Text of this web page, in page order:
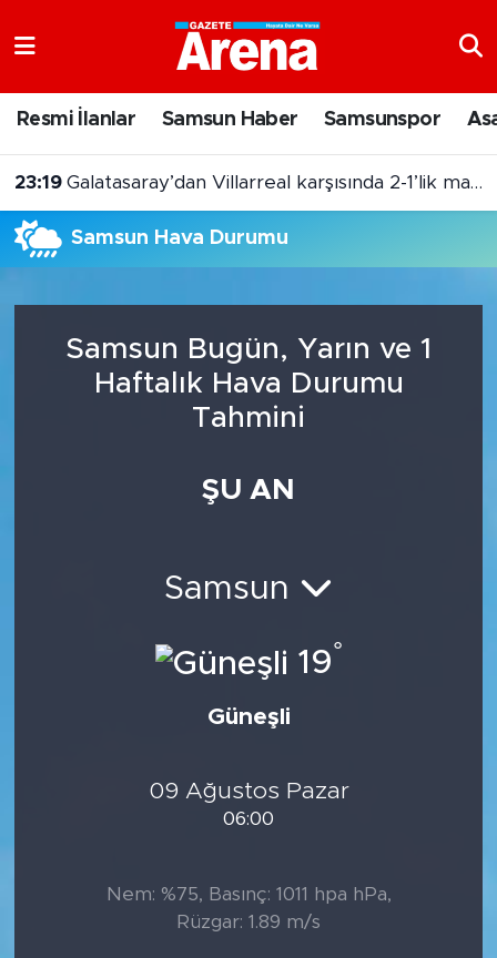
Resmi İlanlar Samsun Haber Samsunspor
23:19 Galatasaray’dan Villarreal karşısında 2-1’lik mağlubiyet
Samsun Hava Durumu
Samsun Bugün, Yarın ve 1
Haftalık Hava Durumu
Tahmini
ŞU AN
Samsun
19°
Güneşli
09 Ağustos Pazar
06:00
Nem: %75, Basınç: 1011 hpa hPa,
Rüzgar: 1.89 m/s
Samsun Namaz Vakitleri
Trafik Durumu
Süper Lig Puan Durumu ve Fikstür
Tüm Manşetler
Son Dakika Haberleri